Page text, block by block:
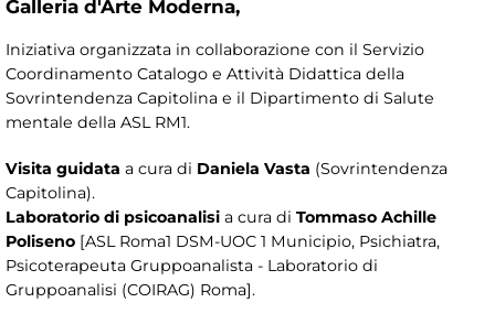
Galleria d'Arte Moderna,
Iniziativa organizzata in collaborazione con il Servizio
Coordinamento Catalogo e Attività Didattica della
Sovrintendenza Capitolina e il Dipartimento di Salute
mentale della ASL RM1.
Visita guidata a cura di Daniela Vasta (Sovrintendenza
Capitolina).
Laboratorio di psicoanalisi a cura di Tommaso Achille
Poliseno [ASL Roma1 DSM-UOC 1 Municipio, Psichiatra,
Psicoterapeuta Gruppoanalista - Laboratorio di
Gruppoanalisi (COIRAG) Roma].